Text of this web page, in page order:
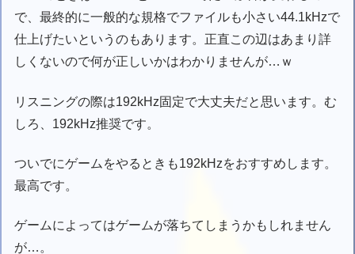
で、最終的に一般的な規格でファイルも小さい44.1kHzで
仕上げたいというのもあります。正直この辺はあまり詳
しくないので何が正しいかはわかりませんが…ｗ
リスニングの際は192kHz固定で大丈夫だと思います。む
しろ、192kHz推奨です。
ついでにゲームをやるときも192kHzをおすすめします。
最高です。
ゲームによってはゲームが落ちてしまうかもしれません
が…。